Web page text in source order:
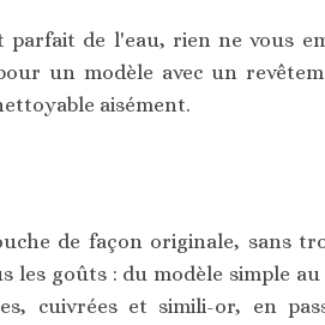
de l'eau, rien ne vous
un modèle avec un
aisément.
de façon originale, sans
les goûts : du modèle simple
cuivrées et simili-or, en